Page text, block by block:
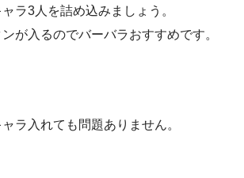
ラ3人を詰め込みましょう。
が入るのでバーバラおすすめです。
ラ入れても問題ありません。